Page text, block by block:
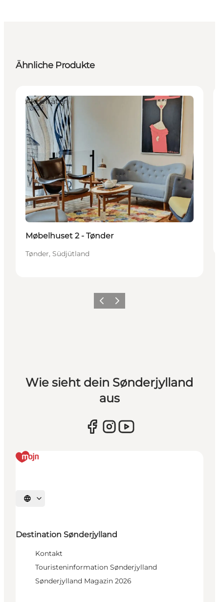
Ähnliche Produkte
Aktivitäten
Møbelhuset 2 - Tønder
Tønder, Südjütland
ZurückWeiter
Wie sieht dein Sønderjylland
aus
Sprache auswählen
Destination Sønderjylland
Kontakt
Touristeninformation Sønderjylland
Sønderjylland Magazin 2026